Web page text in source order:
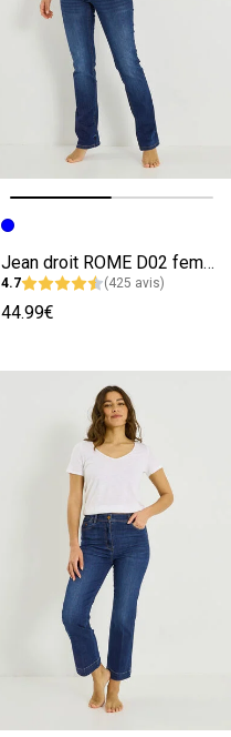
Image précédente
Image suivante
Jean droit ROME D02 femme
4.7 (425 avis)
44.99€